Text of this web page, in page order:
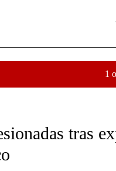
1
ABOUT NEW PAGES ON
tras